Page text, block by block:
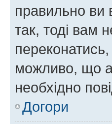
правильно ви
так, тоді вам
можливо, що
необхідно
Догори